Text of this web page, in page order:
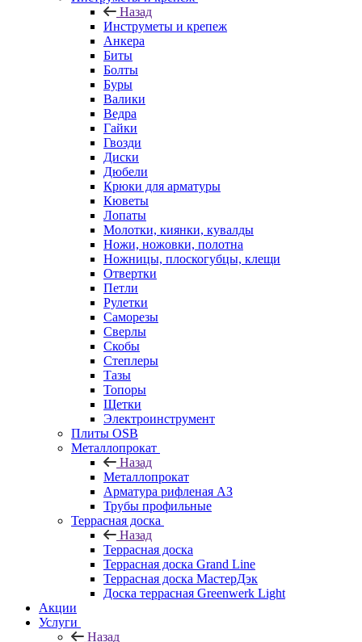
Назад
Инструметы и крепеж
Анкера
Биты
Болты
Буры
Валики
Ведра
Гайки
Гвозди
Диски
Дюбели
Крюки для арматуры
Кюветы
Лопаты
Молотки, киянки, кувалды
Ножи, ножовки, полотна
Ножницы, плоскогубцы, клещи
Отвертки
Петли
Рулетки
Саморезы
Сверлы
Скобы
Степлеры
Тазы
Топоры
Щетки
Электроинструмент
Плиты OSB
Металлопрокат
Назад
Металлопрокат
Арматура рифленая АЗ
Трубы профильные
Террасная доска
Назад
Террасная доска
Террасная доска Grand Line
Террасная доска МастерДэк
Доска террасная Greenwerk Light
Акции
Услуги
Назад